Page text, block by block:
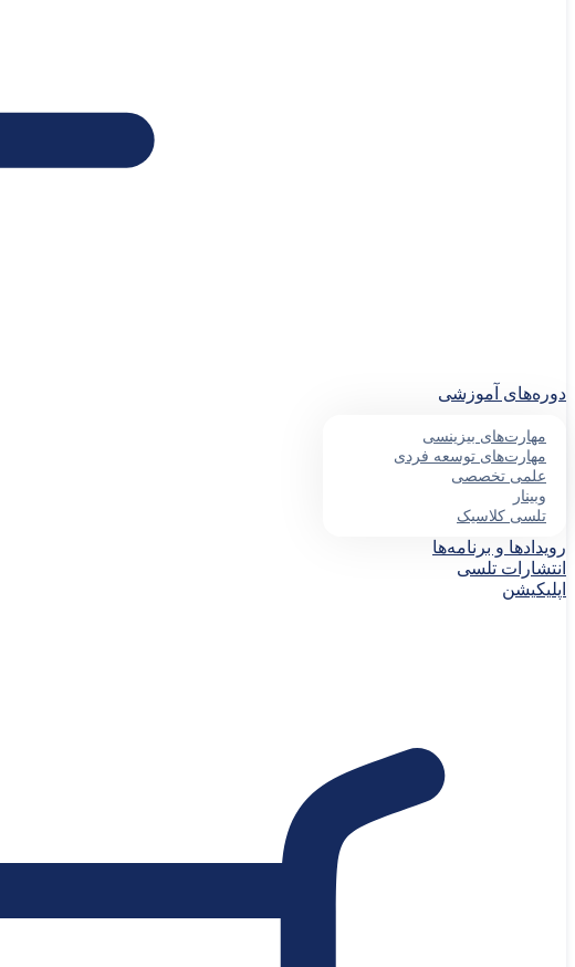
دوره‌های آموزشی
مهارت‌های بیزینسی
مهارت‌های توسعه فردی
علمی تخصصی
وبینار
تلسی کلاسیک
رویدادها و برنامه‌ها
انتشارات تلسی
اپلیکیشن